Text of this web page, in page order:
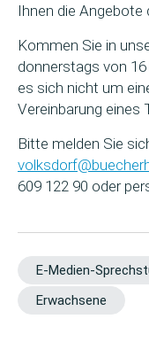
Ihnen die Angebote
Kommen Sie in
donnerstags von
es sich nicht um
Vereinbarung eines
Bitte melden Sie
609 122 90 oder
E-Medien-
Erwachsene